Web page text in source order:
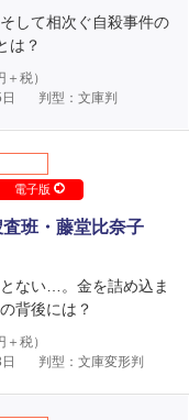
して相次ぐ自殺事件の
は？
＋税）
判型：文庫判
電子版
班・藤堂比奈子
ない…。金を詰め込ま
背後には？
＋税）
判型：文庫変形判